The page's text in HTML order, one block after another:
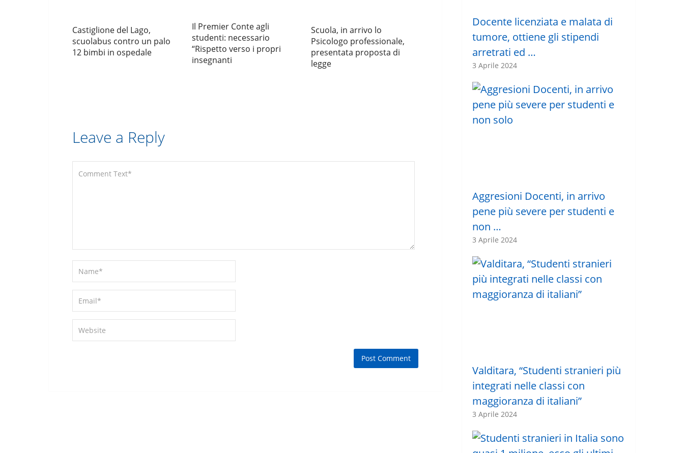
Castiglione del Lago,
scuolabus contro un palo
12 bimbi in ospedale
Il Premier Conte agli
studenti: necessario
“Rispetto verso i propri
insegnanti
Scuola, in arrivo lo
Psicologo professionale,
presentata proposta di
legge
Leave a Reply
Docente licenziata e malata di
tumore, ottiene gli stipendi
arretrati ed …
3 Aprile 2024
Aggresioni Docenti, in arrivo
pene più severe per studenti e
non …
3 Aprile 2024
Valditara, “Studenti stranieri più
integrati nelle classi con
maggioranza di italiani”
3 Aprile 2024